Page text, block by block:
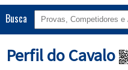
Busca
Perfil do Cavalo